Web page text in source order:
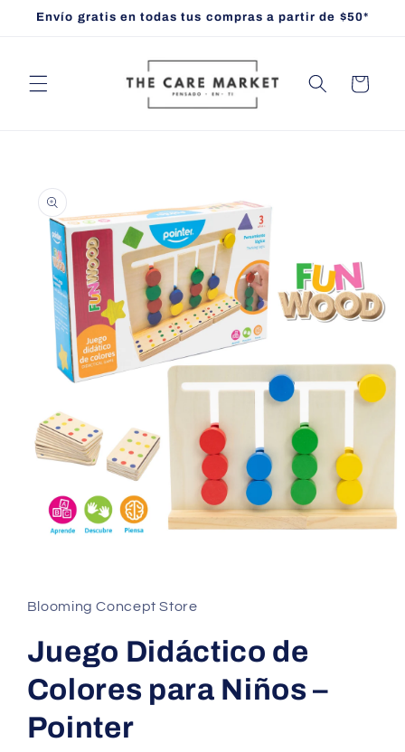
directamente
Envío gratis en todas tus compras a partir de $50*
Carrito
información
del producto
1
en
ventana
modal
Blooming Concept Store
Juego Didáctico de
Colores para Niños –
Pointer